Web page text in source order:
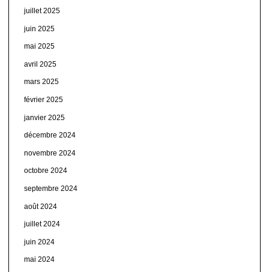
juillet 2025
juin 2025
mai 2025
avril 2025
mars 2025
février 2025
janvier 2025
décembre 2024
novembre 2024
octobre 2024
septembre 2024
août 2024
juillet 2024
juin 2024
mai 2024